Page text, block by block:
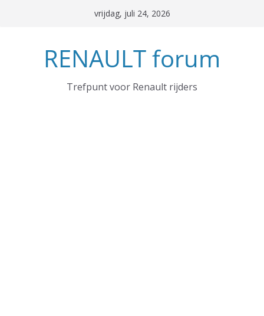
vrijdag, juli 24, 2026
RENAULT forum
Trefpunt voor Renault rijders